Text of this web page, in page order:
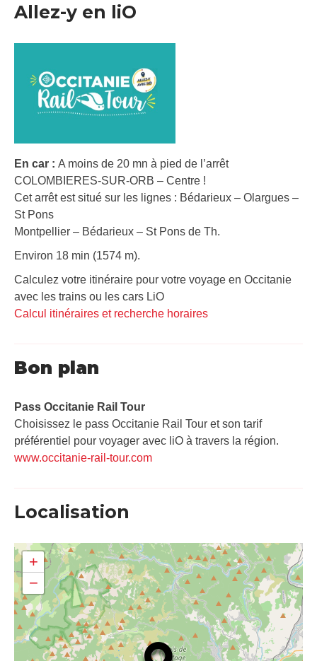
Allez-y en liO
En car : A moins de 20 mn à pied de l’arrêt
COLOMBIERES-SUR-ORB – Centre !
Cet arrêt est situé sur les lignes : Bédarieux – Olargues –
St Pons
Montpellier – Bédarieux – St Pons de Th.
Environ 18 min (1574 m).
Calculez votre itinéraire pour votre voyage en Occitanie
avec les trains ou les cars LiO
Calcul itinéraires et recherche horaires
Bon plan
Pass Occitanie Rail Tour​
Choisissez le pass Occitanie Rail Tour et son tarif
préférentiel pour voyager avec liO à travers la région.
www.occitanie-rail-tour.com
Localisation
+
−